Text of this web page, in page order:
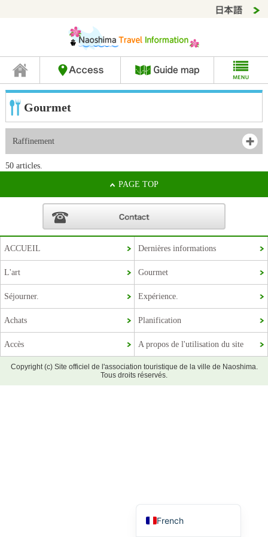
Gourmet
Raffinement
50 articles.
PAGE TOP
ACCUEIL Dernières informations
L'art Gourmet
Séjourner. Expérience.
Achats Planification
Accès A propos de l'utilisation du site
Copyright (c) Site officiel de l'association touristique de la ville de Naoshima.
Tous droits réservés.
French